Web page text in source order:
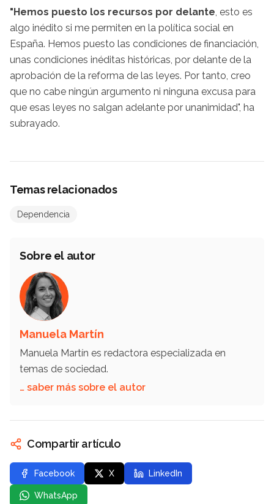
"Hemos puesto los recursos por delante, esto es
algo inédito si me permiten en la política social en
España. Hemos puesto las condiciones de financiación,
unas condiciones inéditas históricas, por delante de la
aprobación de la reforma de las leyes. Por tanto, creo
que no cabe ningún argumento ni ninguna excusa para
que esas leyes no salgan adelante por unanimidad", ha
subrayado.
Temas relacionados
Dependencia
Sobre el autor
Manuela Martín
Manuela Martín es redactora especializada en
temas de sociedad.
… saber más sobre el autor
Compartir artículo
Facebook X LinkedIn
WhatsApp